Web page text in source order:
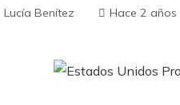
Lucía Benítez Hace 2 años